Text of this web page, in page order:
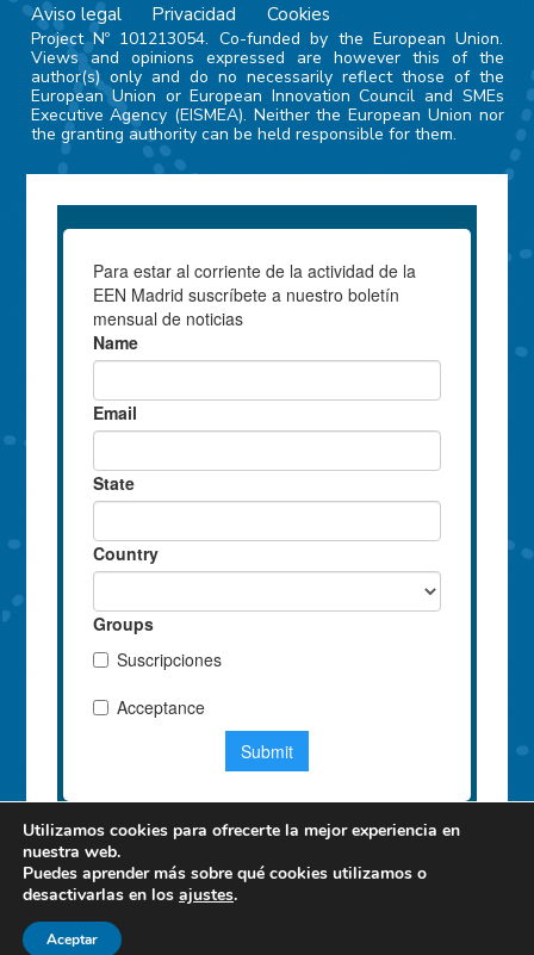
Aviso legal Privacidad Cookies
Project Nº 101213054. Co-funded by the European Union.
Views and opinions expressed are however this of the
author(s) only and do no necessarily reflect those of the
European Union or European Innovation Council and SMEs
Executive Agency (EISMEA). Neither the European Union nor
the granting authority can be held responsible for them.
Utilizamos cookies para ofrecerte la mejor experiencia en
nuestra web.
Puedes aprender más sobre qué cookies utilizamos o
desactivarlas en los ajustes.
Aceptar